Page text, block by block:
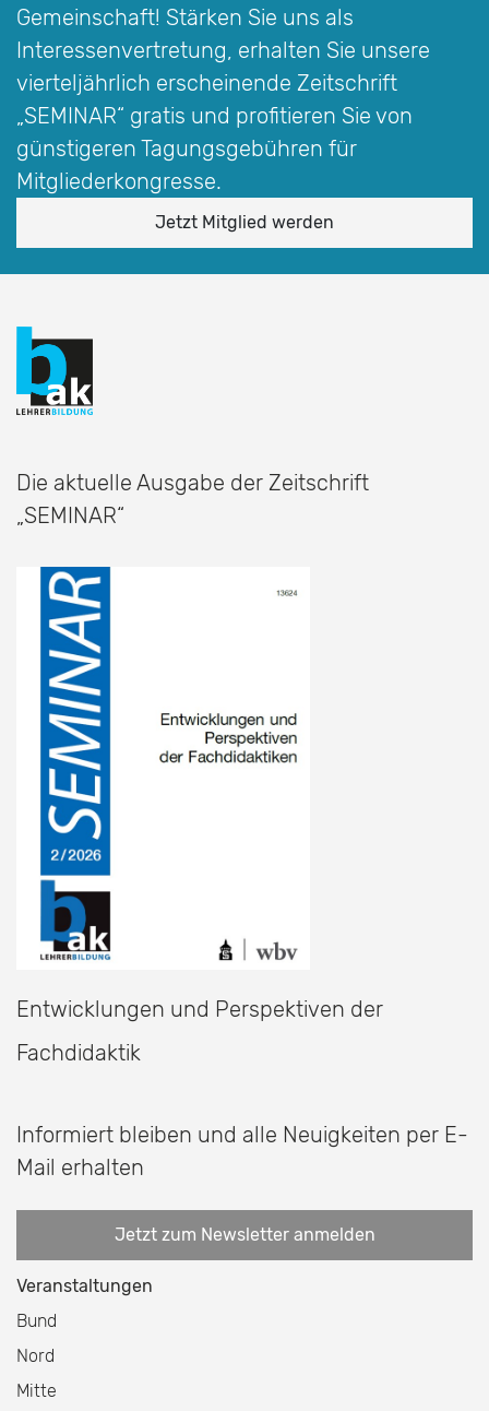
Gemeinschaft! Stärken Sie uns als
Interessen­vertretung, erhalten Sie unsere
vierteljährlich erscheinende Zeitschrift
„SEMINAR“ gratis und profitieren Sie von
günstigeren Tagungsgebühren für
Mitgliederkongresse.
Jetzt Mitglied werden
Die aktuelle Ausgabe der Zeitschrift
„SEMINAR“
Entwicklungen und Perspektiven der
Fachdidaktik
Informiert bleiben und alle Neuigkeiten per E-
Mail erhalten
Jetzt zum Newsletter anmelden
Veranstaltungen
Bund
Nord
Mitte